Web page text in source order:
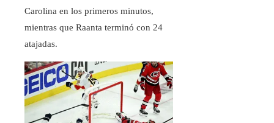
Carolina en los primeros minutos,
mientras que Raanta terminó con 24
atajadas.